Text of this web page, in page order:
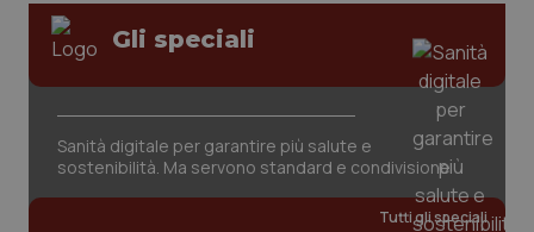
Gli speciali
Sanità digitale per garantire più salute e
sostenibilità. Ma servono standard e condivisione
Tutti gli speciali